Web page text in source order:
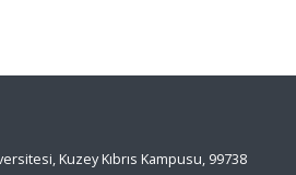
Kuzey Kıbrıs Kampusu, 99738